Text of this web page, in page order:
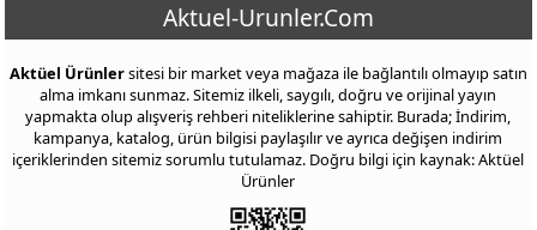
Aktuel-Urunler.Com
Aktüel Ürünlersitesi bir market veya mağaza ile bağlantılı olmayıp satın
alma imkanı sunmaz. Sitemiz ilkeli, saygılı, doğru ve orijinal yayın
yapmakta olup alışveriş rehberi niteliklerine sahiptir. Burada; İndirim,
kampanya, katalog, ürün bilgisi paylaşılır ve ayrıca değişen indirim
içeriklerinden sitemiz sorumlu tutulamaz. Doğru bilgi için kaynak: Aktüel
Ürünler